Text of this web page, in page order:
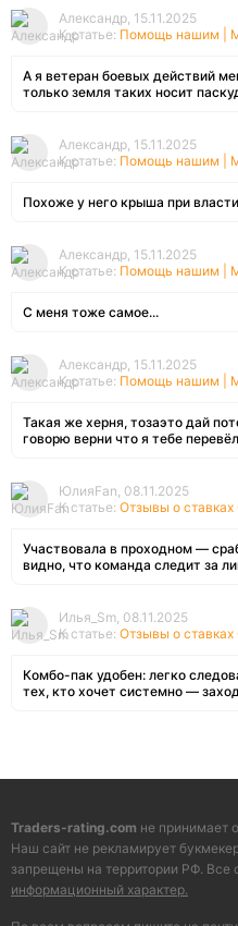
Александр, 15.11.2025
К статье: Помощь нашим |
А я ветеран боевых действий
только земля таких носит
Александр, 15.11.2025
К статье: Помощь нашим |
Похоже у него крыша при
Александр, 15.11.2025
К статье: Помощь нашим |
С меня тоже самое...
Александр, 15.11.2025
К статье: Помощь нашим |
Такая же херня, тозаэто дай
говорю верни что я тебе
ЮлияFan, 08.11.2025
К статье: Отзывы о ставках
Участвовала в проходном —
видно, что команда следит за
Илья_Sm, 08.11.2025
К статье: Отзывы о ставках
Комбо-пак удобен: легко
тех, кто хочет системно —
Traders-rating.com не принимает
Наш сайт не рекламирует
запрещены на территории РФ. Все
информационный характер.